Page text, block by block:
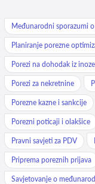
Međunarodni sporazumi
Planiranje porezne
Porezi na dohodak iz
Porezi za nekretnine
Porezne kazne i sankcije
Porezni poticaji i olakšice
Pravni savjeti za PDV
Priprema poreznih prijava
Savjetovanje o